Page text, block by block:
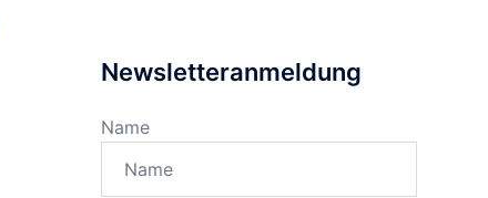
Newsletteranmeldung
Name